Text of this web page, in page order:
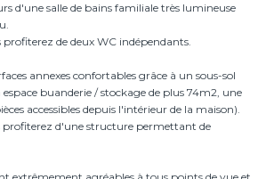
d'une salle de bains familiale très lumineuse
de deux WC indépendants.
annexes confortables grâce à un sous-sol
buanderie / stockage de plus 74m2, une
accessibles depuis l'intérieur de la maison).
profiterez d'une structure permettant de